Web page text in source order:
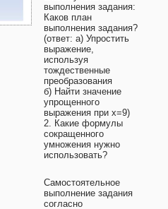
выполнения задания:
Каков план
выполнения задания?
(ответ: а) Упростить
выражение,
используя
тождественные
преобразования
б) Найти значение
упрощенного
выражения при х=9)
2. Какие формулы
сокращенного
умножения нужно
использовать?
Самостоятельное
выполнение задания
согласно